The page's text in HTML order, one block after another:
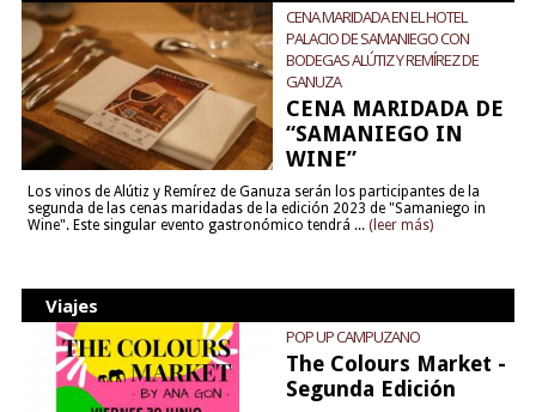
CENA MARIDADA EN EL HOTEL
PALACIO DE SAMANIEGO CON
BODEGAS ALÚTIZ Y REMÍREZ DE
GANUZA
CENA MARIDADA DE
“SAMANIEGO IN
WINE”
Los vinos de Alútiz y Remírez de Ganuza serán los participantes de la
segunda de las cenas maridadas de la edición 2023 de "Samaniego in
Wine". Este singular evento gastronómico tendrá ... (leer más)
Viajes
POP UP CAMPUZANO
The Colours Market -
Segunda Edición